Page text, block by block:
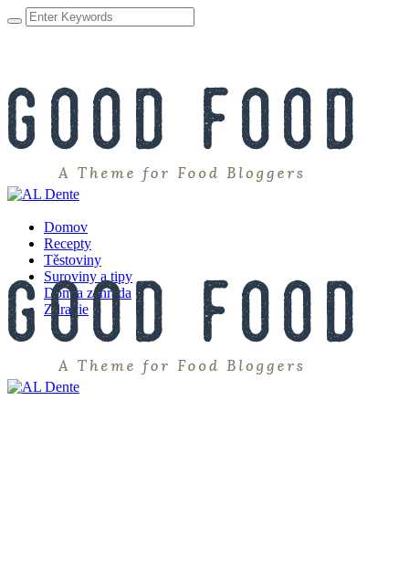
Domov
Recepty
Těstoviny
Suroviny a tipy
Dom a záhrada
Zdravie